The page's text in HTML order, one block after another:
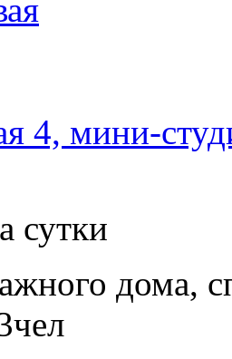
4, мини-
сутки
дома,